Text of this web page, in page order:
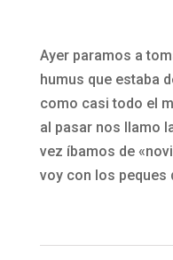
Ayer paramos a
humus que estaba
como casi todo el
al pasar nos llamo
vez íbamos de
voy con los peques